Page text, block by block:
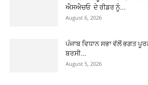
ਐਸਐਚਓ ਦੇ ਰੀਡਰ ਨੂੰ...
August 6, 2026
ਪੰਜਾਬ ਵਿਧਾਨ ਸਭਾ ਵੱਲੋਂ ਭਗਤ
ਬਰਸੀ...
August 5, 2026